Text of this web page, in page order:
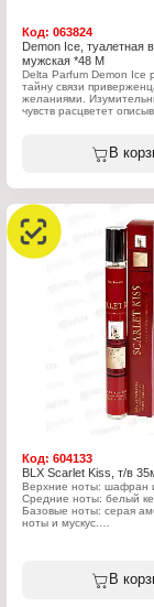
Код: 063824
Demon Ice, туалетная
мужская *48 М
Delta Parfum Demon Ice
тайну связи
желаниями.
чувств расцветет
окружающем
герань, зеленое
гвоздика покрывают
завораживающими,
выпущен Demon Ice.
описываемых духов
чудесную мелодию в
окружающих.
Характеристики:
Бренд: Delta Parfum
Тип товара: туалетная
Назначение: мужская
Характер аромата:
Верхние ноты: лаванда,
Нота сердца: гвоздика,
Базовые ноты: пачули,
В
Код: 604133
BLX Scarlet Kiss, т/в
Верхние ноты: шафран
Средние ноты: белый
Базовые ноты: серая
ноты и мускус.
Тип товара: туалетная
Назначение: unisex
В